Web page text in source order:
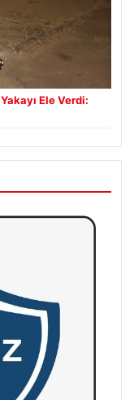
Ele Verdi: